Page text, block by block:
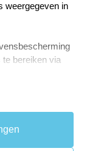
weergegeven in
bereiken via
verwerkt uw
van onze